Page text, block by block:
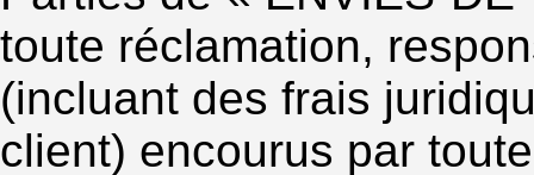
toute réclamation,
(incluant des frais
client) encourus par